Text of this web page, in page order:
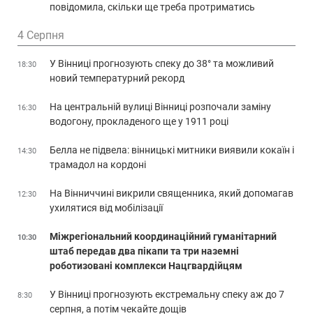
повідомила, скільки ще треба протриматись
4 Серпня
18:30
У Вінниці прогнозують спеку до 38° та можливий
новий температурний рекорд
16:30
На центральній вулиці Вінниці розпочали заміну
водогону, прокладеного ще у 1911 році
14:30
Белла не підвела: вінницькі митники виявили кокаїн і
трамадол на кордоні
12:30
На Вінниччині викрили священника, який допомагав
ухилятися від мобілізації
10:30
Міжрегіональний координаційний гуманітарний
штаб передав два пікапи та три наземні
роботизовані комплекси Нацгвардійцям
8:30
У Вінниці прогнозують екстремальну спеку аж до 7
серпня, а потім чекайте дощів